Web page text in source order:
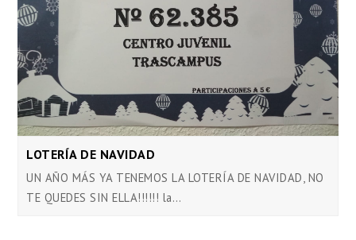
LOTERÍA DE NAVIDAD
UN AÑO MÁS YA TENEMOS LA LOTERÍA DE NAVIDAD, NO
TE QUEDES SIN ELLA!!!!!! la…